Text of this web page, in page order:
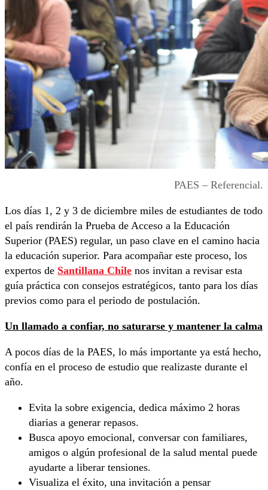
PAES – Referencial.
Los días 1, 2 y 3 de diciembre miles de estudiantes de todo
el país rendirán la Prueba de Acceso a la Educación
Superior (PAES) regular, un paso clave en el camino hacia
la educación superior. Para acompañar este proceso, los
expertos de Santillana Chile nos invitan a revisar esta
guía práctica con consejos estratégicos, tanto para los días
previos como para el periodo de postulación.
Un llamado a confiar, no saturarse y mantener la calma
A pocos días de la PAES, lo más importante ya está hecho,
confía en el proceso de estudio que realizaste durante el
año.
Evita la sobre exigencia, dedica máximo 2 horas
diarias a generar repasos.
Busca apoyo emocional, conversar con familiares,
amigos o algún profesional de la salud mental puede
ayudarte a liberar tensiones.
Visualiza el éxito, una invitación a pensar